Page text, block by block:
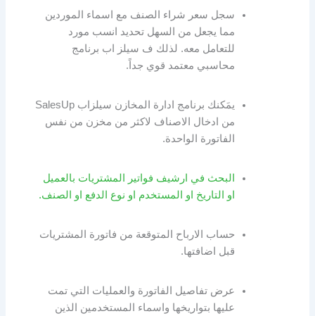
سجل سعر شراء الصنف مع اسماء الموردين
مما يجعل من السهل تحديد انسب مورد
للتعامل معه. لذلك ف سيلز اب برنامج
محاسبي معتمد قوي جداً.
يمَكنك برنامج ادارة المخازن سيلزاب SalesUp
من ادخال الاصناف لاكثر من مخزن من نفس
الفاتورة الواحدة.
البحث في ارشيف فواتير المشتريات بالعميل
او التاريخ او المستخدم او نوع الدفع او الصنف.
حساب الارباح المتوقعة من فاتورة المشتريات
قبل اضافتها.
عرض تفاصيل الفاتورة والعمليات التي تمت
عليها بتواريخها واسماء المستخدمين الذين